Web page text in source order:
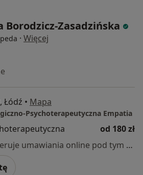
Zasadzińska
· Więcej
Łódź • Mapa
Psychoterapeutyczna Empatia
od 180 zł
Specjalista nie oferuje umawiania online pod tym adresem.